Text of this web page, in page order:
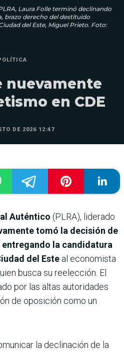
Laura Folle terminó declinando
brazo derecho del destituido
del Este, Miguel Prieto. Foto:
nuevamente
en CDE
DE 2026 12:47
Auténtico (PLRA), liderado
tomó la decisión de
la candidatura
del Este al economista
busca su reelección. El
por las altas autoridades
de oposición como un
la declinación de la